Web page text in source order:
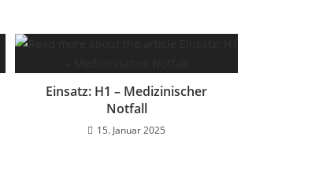
Einsatz: H1 – Medizinischer
Notfall
15. Januar 2025